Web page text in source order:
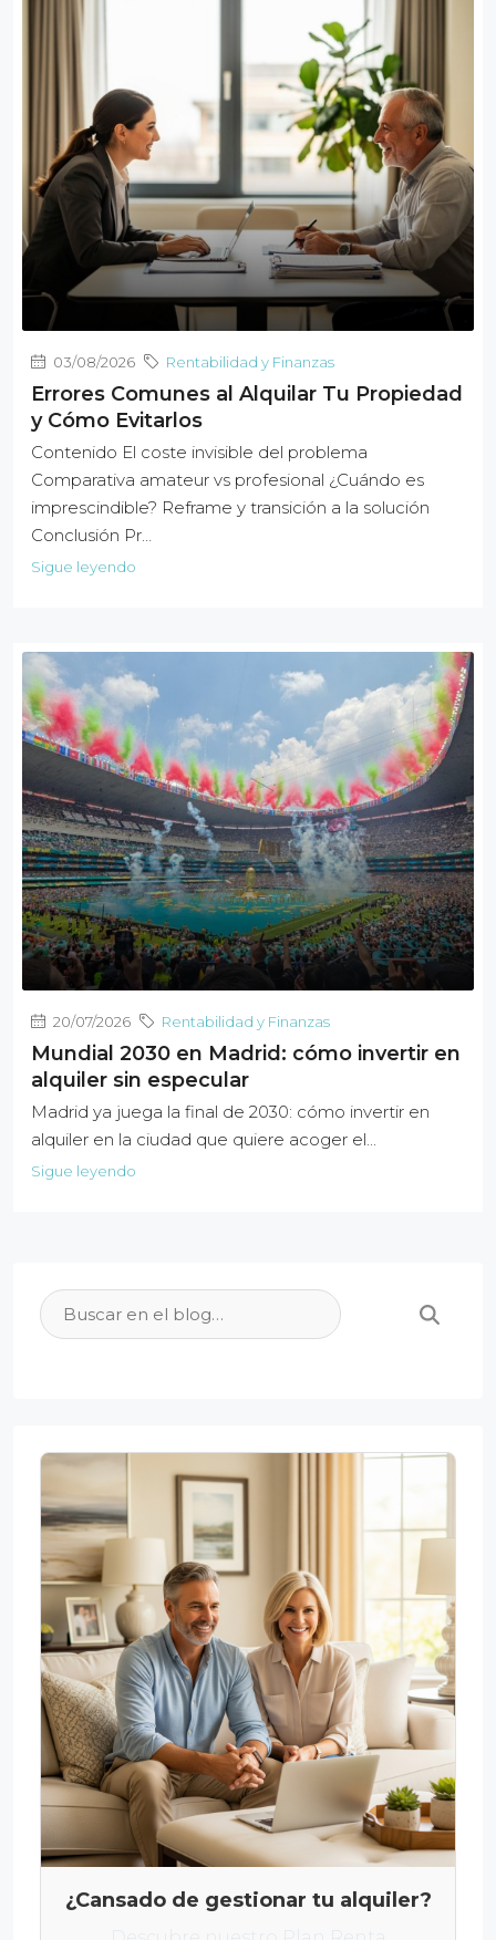
03/08/2026 Rentabilidad y Finanzas
Errores Comunes al Alquilar Tu Propiedad
y Cómo Evitarlos
Contenido El coste invisible del problema
Comparativa amateur vs profesional ¿Cuándo es
imprescindible? Reframe y transición a la solución
Conclusión Pr…
Sigue leyendo
20/07/2026 Rentabilidad y Finanzas
Mundial 2030 en Madrid: cómo invertir en
alquiler sin especular
Madrid ya juega la final de 2030: cómo invertir en
alquiler en la ciudad que quiere acoger el...
Sigue leyendo
¿Cansado de gestionar tu alquiler?